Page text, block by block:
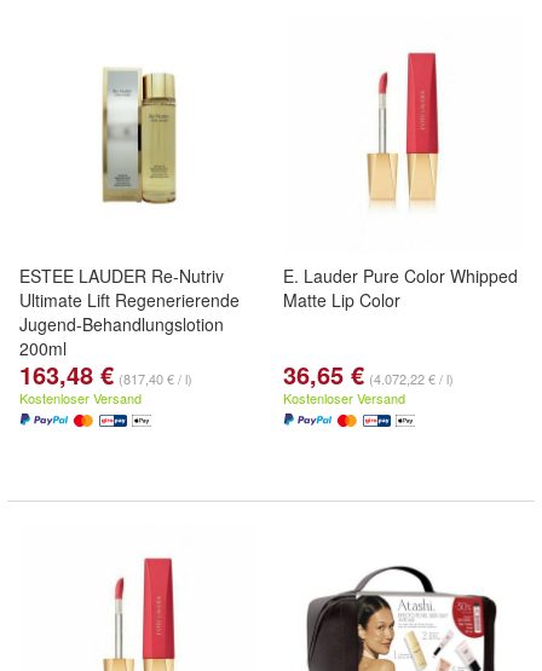
ESTEE LAUDER Re-Nutriv
Ultimate Lift Regenerierende
Jugend-Behandlungslotion
200ml
163,48 € (817,40 € / l)
Kostenloser Versand
E. Lauder Pure Color Whipped
Matte Lip Color
36,65 € (4.072,22 € / l)
Kostenloser Versand